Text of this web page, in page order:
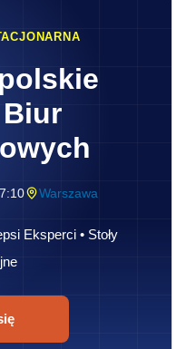
Warszawa
Eksperci • Stoły